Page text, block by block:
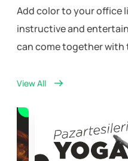
Add color to your office
instructive and
can come together with
View All